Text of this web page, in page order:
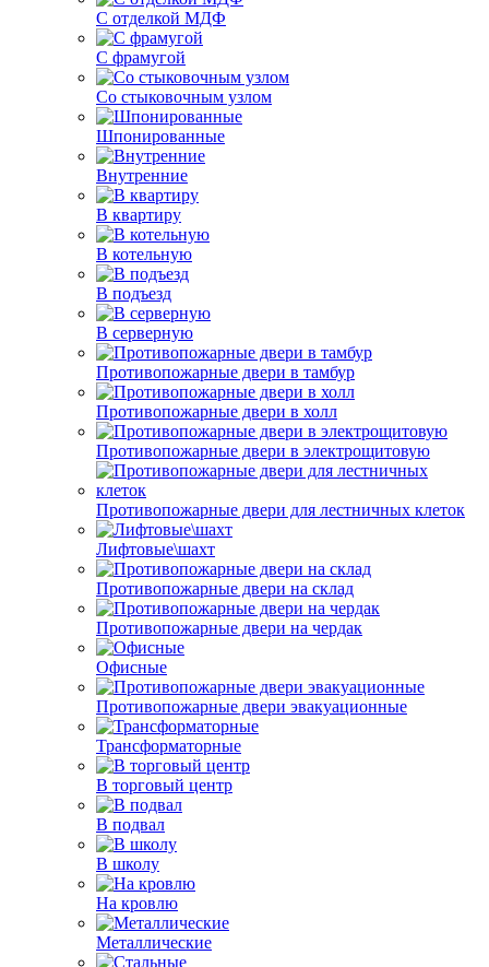
С отделкой МДФ
С фрамугой
Со стыковочным узлом
Шпонированные
Внутренние
В квартиру
В котельную
В подъезд
В серверную
Противопожарные двери в тамбур
Противопожарные двери в холл
Противопожарные двери в электрощитовую
Противопожарные двери для лестничных клеток
Лифтовые\шахт
Противопожарные двери на склад
Противопожарные двери на чердак
Офисные
Противопожарные двери эвакуационные
Трансформаторные
В торговый центр
В подвал
В школу
На кровлю
Металлические